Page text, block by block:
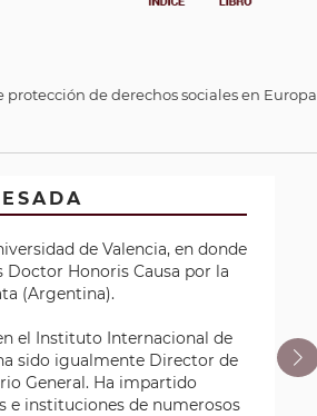
de derechos sociales en Europa.
de Valencia, en donde
Honoris Causa por la
(Argentina).
el Instituto Internacional de
sido igualmente Director de
General. Ha impartido
e instituciones de numerosos